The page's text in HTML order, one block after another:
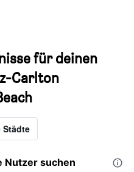
für deinen
Carlton
Städte
Nutzer suchen